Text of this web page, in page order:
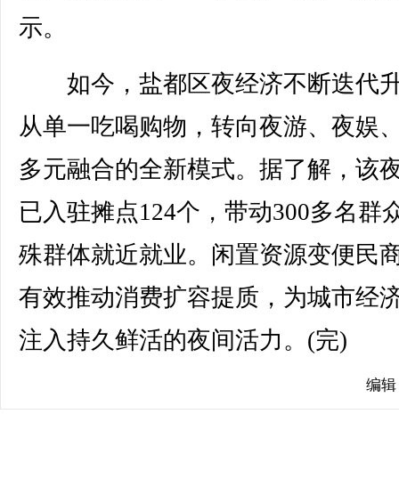
示。
如今，盐都区夜经济不断迭代
从单一吃喝购物，转向夜游、夜娱
多元融合的全新模式。据了解，该
已入驻摊点124个，带动300多名群
殊群体就近就业。闲置资源变便民
有效推动消费扩容提质，为城市经
注入持久鲜活的夜间活力。(完)
编